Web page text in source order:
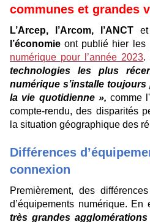
communes et grandes
L’Arcep, l’Arcom, l’ANCT
l’économie ont publié hier les
numérique pour l’année 2023.
technologies les plus
numérique s’installe
la vie quotidienne », comme
compte-rendu, des disparités
la situation géographique des
Différences
connexion
Premièrement, des
d’équipements numérique. En
très grandes